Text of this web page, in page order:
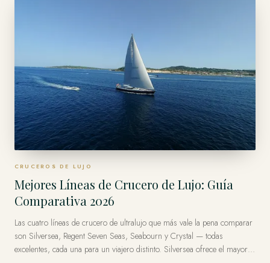
CRUCEROS DE LUJO
Mejores Líneas de Crucero de Lujo: Guía
Comparativa 2026
Las cuatro líneas de crucero de ultralujo que más vale la pena comparar
son Silversea, Regent Seven Seas, Seabourn y Crystal — todas
excelentes, cada una para un viajero distinto. Silversea ofrece el mayor